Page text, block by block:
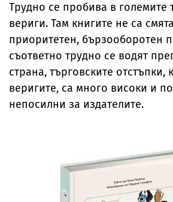
Трудно се пробива в големите
вериги. Там книгите не са
приоритетен, бързооборотен
съответно трудно се водят
страна, търговските отстъпки,
веригите, са много високи и
непосилни за издателите.